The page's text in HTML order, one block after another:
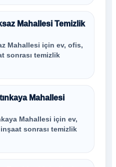
Mahallesi Temizlik
Mahallesi için ev, ofis,
sonrası temizlik
Mahallesi
Mahallesi için ev,
sonrası temizlik